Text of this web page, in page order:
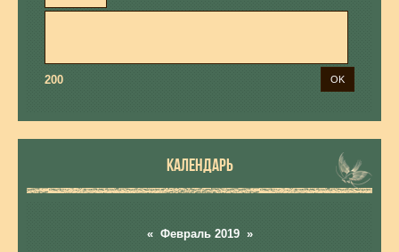
200
КАЛЕНДАРЬ
« Февраль 2019 »